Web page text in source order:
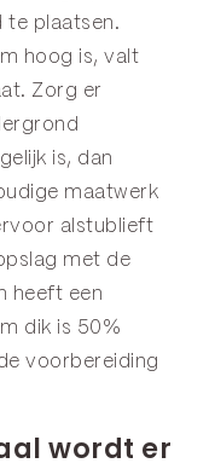
te plaatsen.
hoog is, valt
Zorg er
is, dan
maatwerk
alstublieft
met de
heeft een
dik is 50%
voorbereiding
wordt er